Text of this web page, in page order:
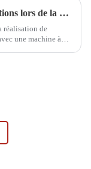
Précautions lors de la mesure
réalisation de
une machine à